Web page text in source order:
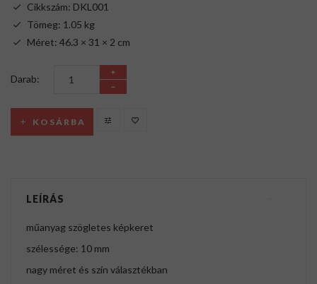
Cikkszám: DKL001
Tömeg: 1.05 kg
Méret: 46.3 × 31 × 2 cm
Darab:
KOSÁRBA
LEÍRÁS
műanyag szögletes képkeret
szélessége: 10 mm
nagy méret és szín választékban